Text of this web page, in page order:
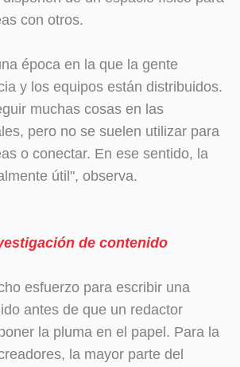
con otros.
época en la que la gente
y los equipos están distribuidos.
muchas cosas en las
pero no se suelen utilizar para
o conectar. En ese sentido, la
útil", observa.
de contenido
esfuerzo para escribir una
antes de que un redactor
la pluma en el papel. Para la
la mayor parte del